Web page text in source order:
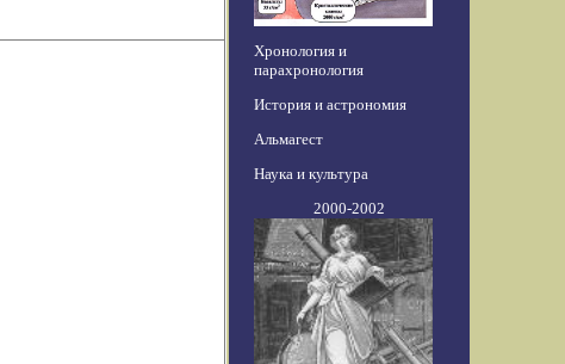
Хронология и
парахронология
История и астрономия
Альмагест
Наука и культура
2000-2002